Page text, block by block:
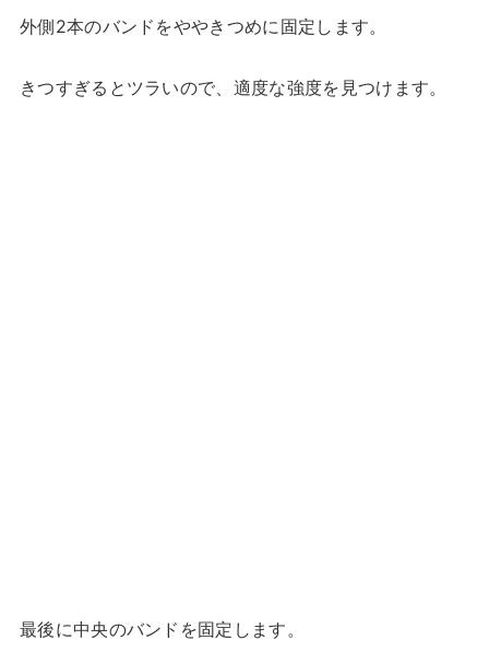
外側2本のバンドをややきつめに固定します。
きつすぎるとツラいので、適度な強度を見つけます。
最後に中央のバンドを固定します。